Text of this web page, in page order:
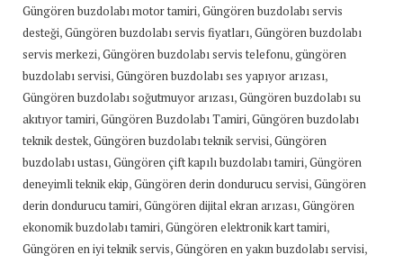
Güngören buzdolabı motor tamiri,Güngören buzdolabı servis
desteği,Güngören buzdolabı servis fiyatları,Güngören buzdolabı
servis merkezi,Güngören buzdolabı servis telefonu,güngören
buzdolabı servisi,Güngören buzdolabı ses yapıyor arızası,
Güngören buzdolabı soğutmuyor arızası,Güngören buzdolabı su
akıtıyor tamiri,Güngören Buzdolabı Tamiri,Güngören buzdolabı
teknik destek,Güngören buzdolabı teknik servisi,Güngören
buzdolabı ustası,Güngören çift kapılı buzdolabı tamiri,Güngören
deneyimli teknik ekip,Güngören derin dondurucu servisi,Güngören
derin dondurucu tamiri,Güngören dijital ekran arızası,Güngören
ekonomik buzdolabı tamiri,Güngören elektronik kart tamiri,
Güngören en iyi teknik servis,Güngören en yakın buzdolabı servisi,